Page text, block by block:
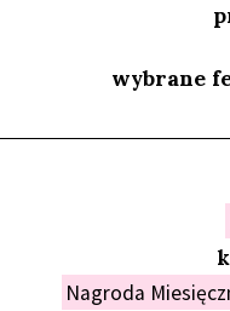
wybrane
Nagroda